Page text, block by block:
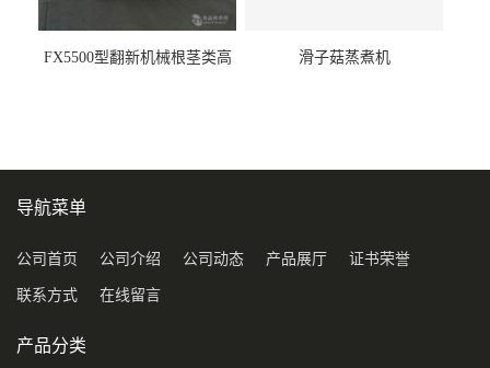
FX5500型翻新机械根茎类高
滑子菇蒸煮机
导航菜单
公司首页 公司介绍 公司动态 产品展厅 证书荣誉
联系方式 在线留言
产品分类